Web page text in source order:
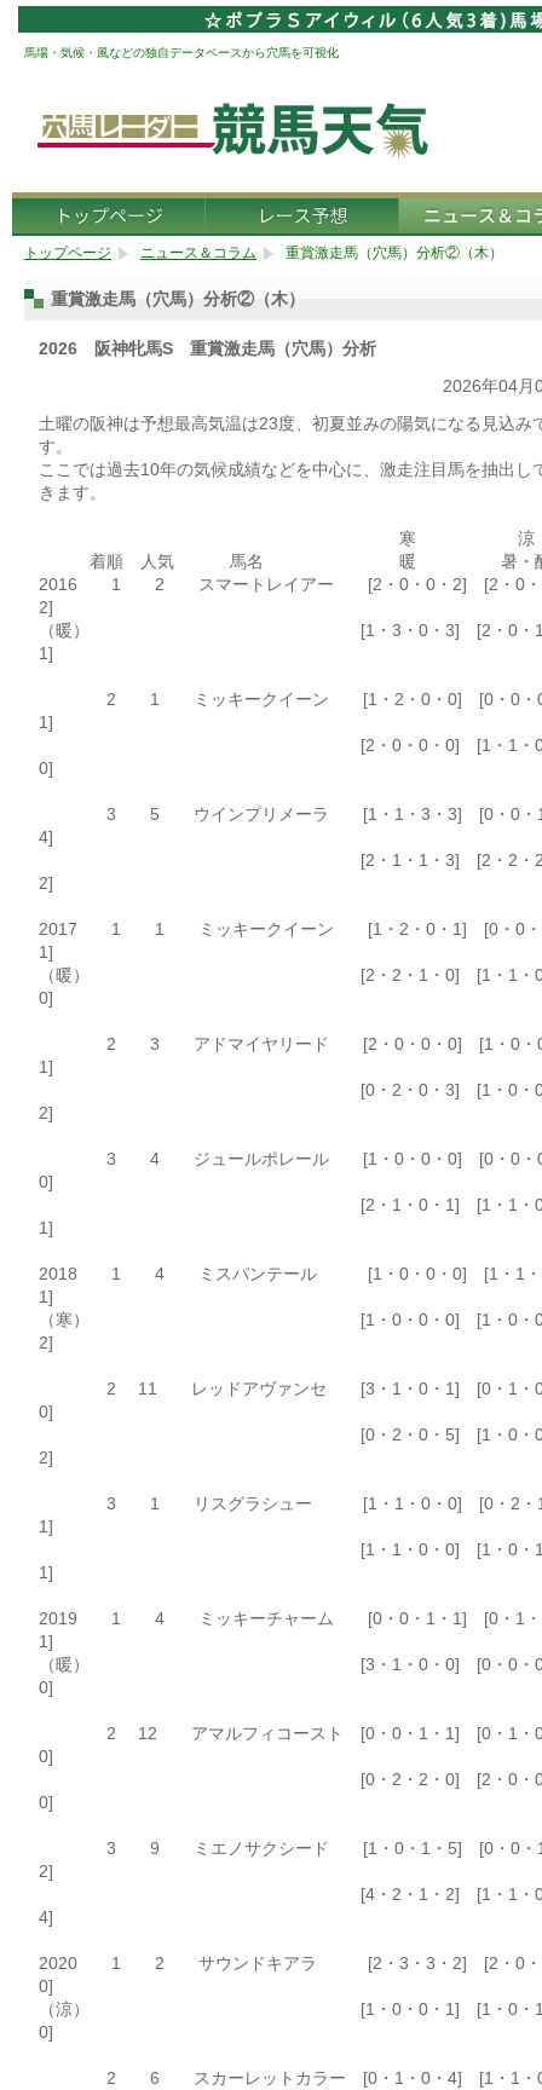
馬場・気候・風などの独自データベースから穴馬を可視化
トップページ ニュース＆コラム 重賞激走馬（穴馬）分析②（木）
重賞激走馬（穴馬）分析②（木）
2026 阪神牝馬S 重賞激走馬（穴馬）分析
2026年04月
土曜の阪神は予想最高気温は23度、初夏並みの陽気になる見込み
す。
ここでは過去10年の気候成績などを中心に、激走注目馬を抽出し
きます。
寒
着順 人気 馬名 暖 暑・酷
2016 1 2 スマートレイアー [2・0・0・2] [2・0・
2]
（暖） [1・3・0・3] [2・0・1
1]
2 1 ミッキークイーン [1・2・0・0] [0・0・
1]
[2・0・0・0] [1・1・0
0]
3 5 ウインプリメーラ [1・1・3・3] [0・0・
4]
[2・1・1・3] [2・2・2
2]
2017 1 1 ミッキークイーン [1・2・0・1] [0・0・
1]
（暖） [2・2・1・0] [1・1・0
0]
2 3 アドマイヤリード [2・0・0・0] [1・0・
1]
[0・2・0・3] [1・0・0
2]
3 4 ジュールポレール [1・0・0・0] [0・0・
0]
[2・1・0・1] [1・1・0
1]
2018 1 4 ミスパンテール [1・0・0・0] [1・1・
1]
（寒） [1・0・0・0] [1・0・0
2]
2 11 レッドアヴァンセ [3・1・0・1] [0・1・0
0]
[0・2・0・5] [1・0・0
2]
3 1 リスグラシュー [1・1・0・0] [0・2・1
1]
[1・1・0・0] [1・0・1
1]
2019 1 4 ミッキーチャーム [0・0・1・1] [0・1・
1]
（暖） [3・1・0・0] [0・0・0
0]
2 12 アマルフィコースト [0・0・1・1] [0・1・0
0]
[0・2・2・0] [2・0・0
0]
3 9 ミエノサクシード [1・0・1・5] [0・0・
2]
[4・2・1・2] [1・1・0
4]
2020 1 2 サウンドキアラ [2・3・3・2] [2・0・
0]
（涼） [1・0・0・1] [1・0・1
0]
2 6 スカーレットカラー [0・1・0・4] [1・1・